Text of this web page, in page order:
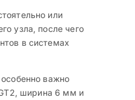
или
узла, после чего
в системах
важно
ширина 6 мм и